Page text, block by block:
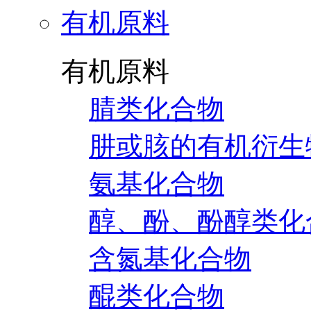
有机原料
有机原料
腈类化合物
肼或胲的有机衍
氨基化合物
醇、酚、酚醇类
含氮基化合物
醌类化合物